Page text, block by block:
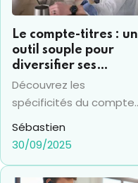
Le compte-titres : un
outil souple pour
diversifier ses
investissements
financiers
Découvrez les
spécificités du compte
titres en 2025 et sa
différence avec le PEA,
Sébastien
30/09/2025